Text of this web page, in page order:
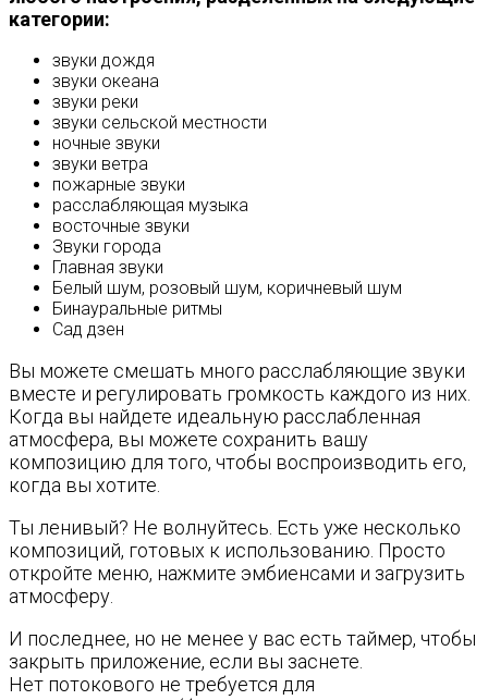
категории:
звуки дождя
звуки океана
звуки реки
звуки сельской местности
ночные звуки
звуки ветра
пожарные звуки
расслабляющая музыка
восточные звуки
Звуки города
Главная звуки
Белый шум, розовый шум, коричневый шум
Бинауральные ритмы
Сад дзен
Вы можете смешать много расслабляющие звуки
вместе и регулировать громкость каждого из них.
Когда вы найдете идеальную расслабленная
атмосфера, вы можете сохранить вашу
композицию для того, чтобы воспроизводить его,
когда вы хотите.
Ты ленивый? Не волнуйтесь. Есть уже несколько
композиций, готовых к использованию. Просто
откройте меню, нажмите эмбиенсами и загрузить
атмосферу.
И последнее, но не менее у вас есть таймер, чтобы
закрыть приложение, если вы заснете.
Нет потокового не требуется для